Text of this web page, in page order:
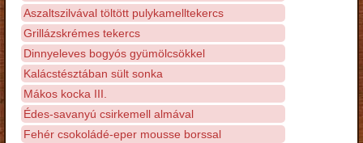
Aszaltszilvával töltött pulykamelltekercs
Grillázskrémes tekercs
Dinnyeleves bogyós gyümölcsökkel
Kalácstésztában sült sonka
Mákos kocka III.
Édes-savanyú csirkemell almával
Fehér csokoládé-eper mousse borssal